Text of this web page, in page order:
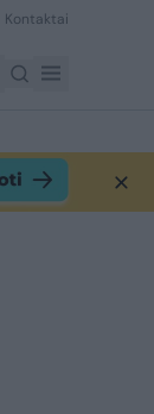
Kontaktai